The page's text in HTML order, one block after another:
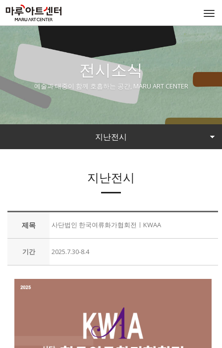
전시소식
예술과 대중이 함께 호흡하는 공간, MARU ART CENTER
지난전시
지난전시
제목 사단법인 한국여류화가협회전ㅣKWAA
기간 2025.7.30-8.4